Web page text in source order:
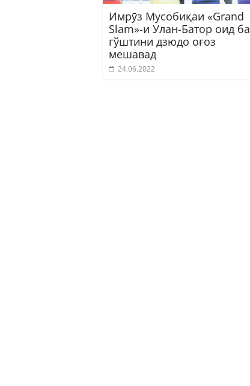
Имрӯз Мусобиқаи «Grand
Slam»-и Улан-Батор оид ба
гўштини дзюдо оғоз
мешавад
24.06.2022